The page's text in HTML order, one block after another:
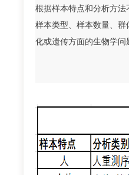
根据样本特点和分析方法
样本类型、样本数量、
化或遗传方面的生物学问